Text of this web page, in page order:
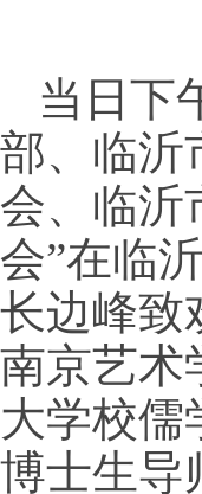
当日下
部、临沂
会、临沂
会”在临
长边峰致
南京艺术
大学校儒
博士生导